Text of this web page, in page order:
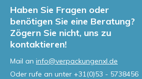
Haben Sie Fragen oder
benötigen Sie eine Beratung?
Zögern Sie nicht, uns zu
kontaktieren!
Mail an info@verpackungenxl.de
Oder rufe an unter +31(0)53 - 5738456